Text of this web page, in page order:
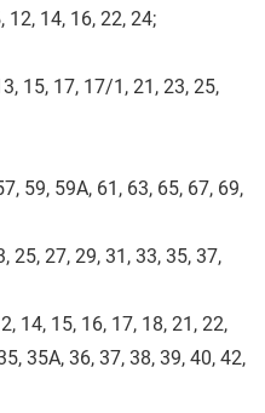
12, 14, 16, 22, 24;
15, 17, 17/1, 21, 23, 25,
59, 59А, 61, 63, 65, 67, 69,
25, 27, 29, 31, 33, 35, 37,
14, 15, 16, 17, 18, 21, 22,
35А, 36, 37, 38, 39, 40, 42,